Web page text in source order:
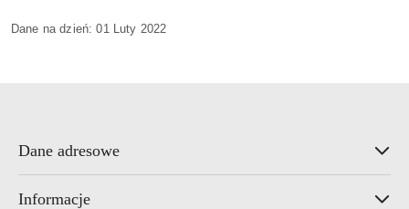
Dane na dzień: 01 Luty 2022
Dane adresowe
Informacje